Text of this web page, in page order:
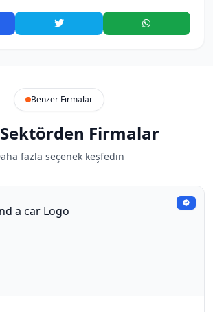
Benzer Firmalar
Sektörden Firmalar
fazla seçenek keşfedin